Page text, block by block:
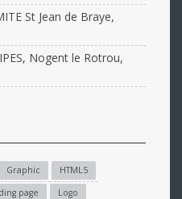
St Jean de Braye,
Nogent le Rotrou,
Graphic
HTML5
page
Logo